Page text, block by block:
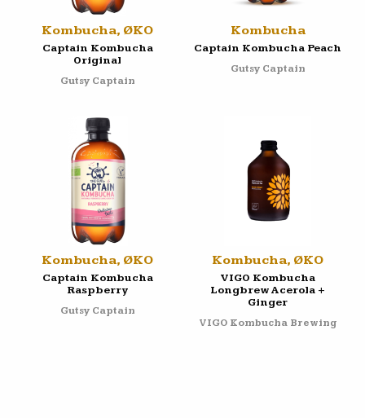
Kombucha, ØKO
Captain Kombucha
Original
Gutsy Captain
Kombucha
Captain Kombucha Peach
Gutsy Captain
Kombucha, ØKO
Captain Kombucha
Raspberry
Gutsy Captain
Kombucha, ØKO
VIGO Kombucha
Longbrew Acerola +
Ginger
VIGO Kombucha Brewing